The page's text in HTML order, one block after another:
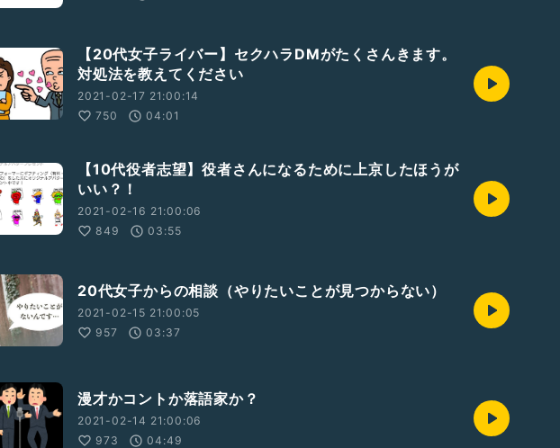
【20代女子ライバー】セクハラDMがたくさんきます。
対処法を教えてください
2021-02-17 21:00:14
750
04:01
【10代役者志望】役者さんになるために上京したほうが
いい？！
2021-02-16 21:00:06
849
03:55
20代女子からの相談（やりたいことが見つからない）
2021-02-15 21:00:05
957
03:37
漫才かコントか落語家か？
2021-02-14 21:00:06
973
04:49